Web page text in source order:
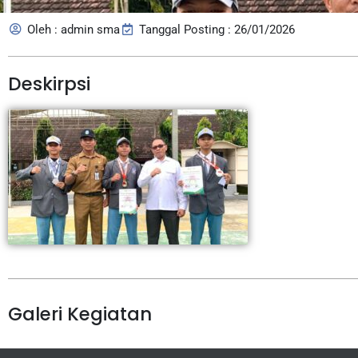
Oleh : admin sma Tanggal Posting : 26/01/2026
Deskirpsi
Galeri Kegiatan